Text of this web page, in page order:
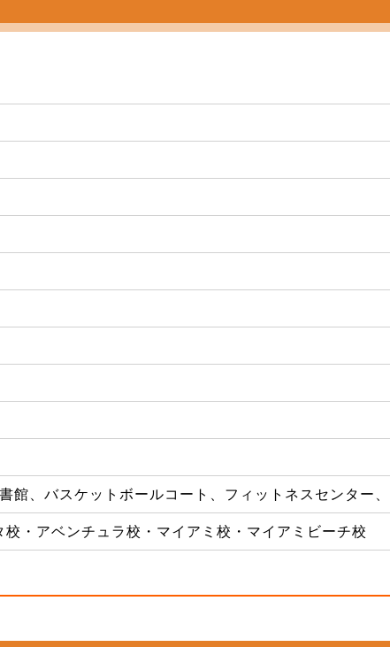
館、バスケットボールコート、フィットネスセンター
・アベンチュラ校・マイアミ校・マイアミビーチ校